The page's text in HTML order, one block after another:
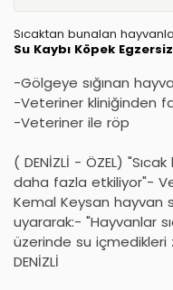
Sıcaktan bunalan
Su Kaybı Köpek Egzersiz
-Gölgeye sığınan
-Veteriner kliniğinden
-Veteriner ile röp
( DENİZLİ - ÖZEL)
daha fazla etkiliyor"-
Kemal Keysan hayvan
uyararak:- "Hayvanlar
üzerinde su içmedikleri
DENİZLİ